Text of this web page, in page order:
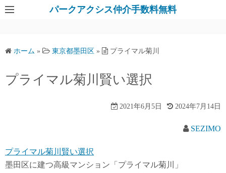
パークアクシス仲介手数料無料
ホーム » 東京都墨田区 » プライマル菊川
プライマル菊川賢い選択
2021年6月5日 2024年7月14日
SEZIMO
プライマル菊川賢い選択
墨田区に建つ高級マンション「プライマル菊川」